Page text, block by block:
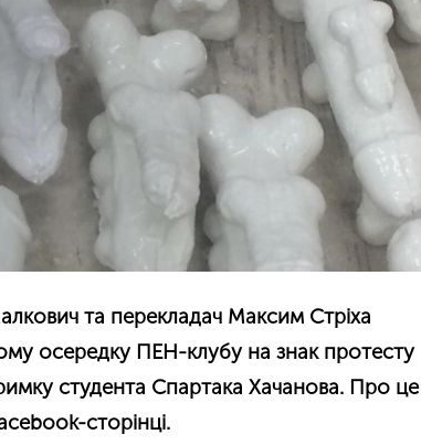
та перекладач Максим Стріха
осередку ПЕН-клубу на знак протесту
студента Спартака Хачанова. Про це
сторінці.